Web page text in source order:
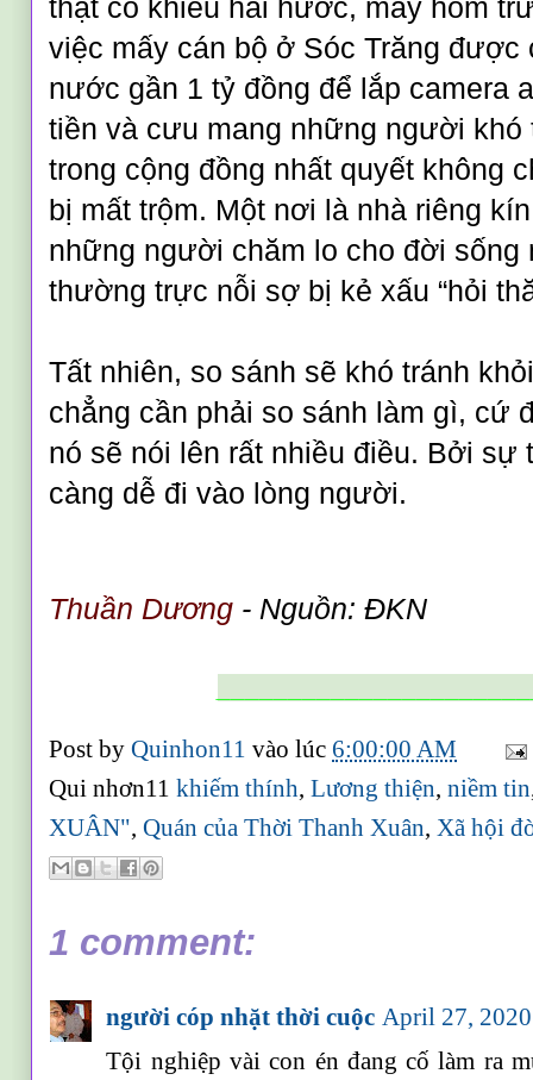
thật có khiếu hài hước, mấy hôm
việc mấy cán bộ ở Sóc Trăng được
nước gần 1 tỷ đồng để lắp camera
tiền và cưu mang những người
trong cộng đồng nhất quyết không
bị mất trộm. Một nơi là nhà riêng
những người chăm lo cho đời sống
thường trực nỗi sợ bị kẻ xấu “hỏi
Tất nhiên, so sánh sẽ khó tránh
chẳng cần phải so sánh làm gì, cứ
nó sẽ nói lên rất nhiều điều. Bởi sự
càng dễ đi vào lòng người.
Thuần Dương - Nguồn: ĐKN
Post byQuinhon11vào lúc 6:00:00 AM
Qui nhơn11khiếm thính,Lương thiện,niềm tin
XUÂN",Quán của Thời Thanh Xuân,Xã hội
1 comment:
người cóp nhặt thời cuộc April 27,
Tội nghiệp vài con én đang cố làm ra